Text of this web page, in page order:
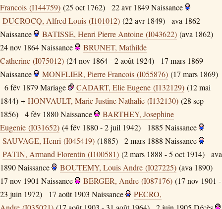
Francois (I144759) (25 oct 1762) 22 avr 1849Naissance
DUCROCQ, Alfred Louis (I101012) (22 avr 1849)
ava 1862
Naissance
BATISSE, Henri Pierre Antoine (I043622) (ava 1862)
24 nov 1864Naissance
BRUNET, Mathilde
Catherine (I075012) (24 nov 1864 - 2 août 1924)
17 mars 1869
Naissance
MONFLIER, Pierre Francois (I055876) (17 mars 1869)
6 fév 1879Mariage CADART, Elie Eugene (I132129) (12 mai
1844) + HONVAULT, Marie Justine Nathalie (I132130) (28 sep
1856)
4 fév 1880Naissance
BARTHEY, Josephine
Eugenie (I031652) (4 fév 1880 - 2 juil 1942) 1885 Naissance
SAUVAGE, Henri (I045419) (1885) 2 mars 1888 Naissance
PATIN, Armand Florentin (I100581) (2 mars 1888 - 5 oct 1914)
ava
1890Naissance BOUTEMY, Louis Andre (I027225) (ava 1890)
17 nov 1901 Naissance BERGER, Andre (I087176) (17 nov 1901 -
23 juin 1972)
17 août 1903 Naissance
PECRO,